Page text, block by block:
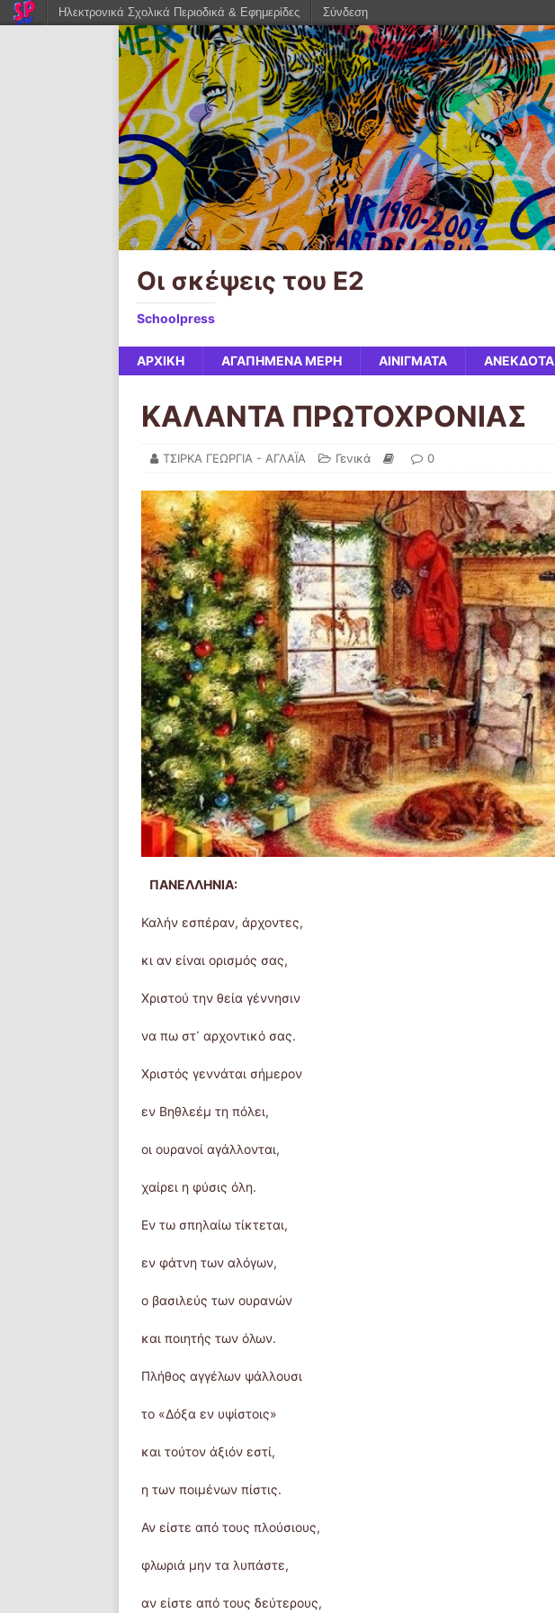
Οι σκέψεις του Ε2
Schoolpress
ΑΡΧΙΚΉ ΑΓΑΠΗΜΈΝΑ ΜΈΡΗ ΑΙΝΊΓΜΑΤΑ ΑΝΈΚΔΟΤΑ
ΚΑΛΑΝΤΑ ΠΡΩΤΟΧΡΟΝΙΑΣ
ΤΣΙΡΚΑ ΓΕΩΡΓΙΑ - ΑΓΛΑΪΑ Γενικά 0
ΠΑΝΕΛΛΗΝΙΑ:
Καλήν εσπέραν, άρχοντες,
κι αν είναι ορισμός σας,
Χριστού την θεία γέννησιν
να πω στ᾿ αρχοντικό σας.
Χριστός γεννάται σήμερον
εν Βηθλεέμ τη πόλει,
οι ουρανοί αγάλλονται,
χαίρει η φύσις όλη.
Εν τω σπηλαίω τίκτεται,
εν φάτνη των αλόγων,
ο βασιλεύς των ουρανών
και ποιητής των όλων.
Πλήθος αγγέλων ψάλλουσι
το «Δόξα εν υψίστοις»
και τούτον άξιόν εστί,
η των ποιμένων πίστις.
Αν είστε από τους πλούσιους,
φλωριά μην τα λυπάστε,
αν είστε από τους δεύτερους,
Ηλεκτρονικά Σχολικά Περιοδικά & Εφημερίδες Σύνδεση